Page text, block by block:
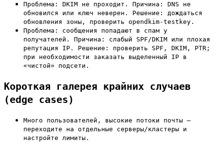
Проблема: DKIM не проходит. Причина: DNS не
обновился или ключ неверен. Решение: дождаться
обновления зоны, проверить opendkim-testkey.
Проблема: сообщения попадают в спам у
получателей. Причина: слабый SPF/DKIM или плохая
репутация IP. Решение: проверить SPF, DKIM, PTR;
при необходимости заказать выделенный IP в
«чистой» подсети.
Короткая галерея крайних случаев
(edge cases)
Много пользователей, высокие потоки почты —
переходите на отдельные серверы/кластеры и
настройте лимиты.